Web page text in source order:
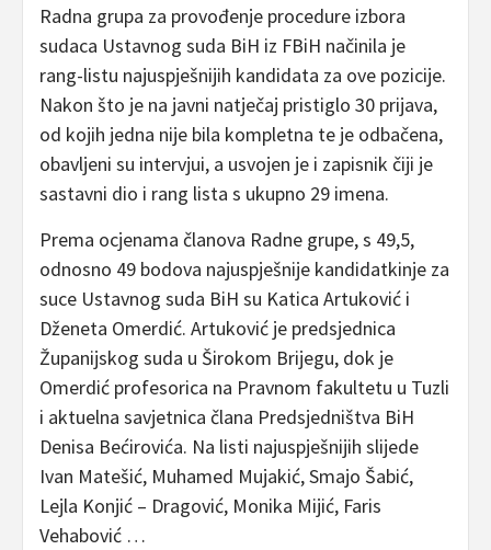
Radna grupa za provođenje procedure izbora
sudaca Ustavnog suda BiH iz FBiH načinila je
rang-listu najuspješnijih kandidata za ove pozicije.
Nakon što je na javni natječaj pristiglo 30 prijava,
od kojih jedna nije bila kompletna te je odbačena,
obavljeni su intervjui, a usvojen je i zapisnik čiji je
sastavni dio i rang lista s ukupno 29 imena.
Prema ocjenama članova Radne grupe, s 49,5,
odnosno 49 bodova najuspješnije kandidatkinje za
suce Ustavnog suda BiH su Katica Artuković i
Dženeta Omerdić. Artuković je predsjednica
Županijskog suda u Širokom Brijegu, dok je
Omerdić profesorica na Pravnom fakultetu u Tuzli
i aktuelna savjetnica člana Predsjedništva BiH
Denisa Bećirovića. Na listi najuspješnijih slijede
Ivan Matešić, Muhamed Mujakić, Smajo Šabić,
Lejla Konjić – Dragović, Monika Mijić, Faris
Vehabović …